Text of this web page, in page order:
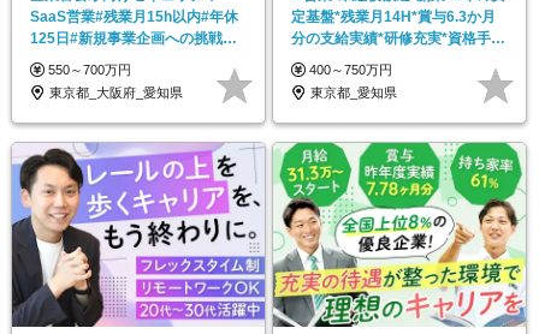
SaaS営業#残業月15h以内#年休
125日#新規事業企画への挑戦歓
迎#リモート可
550～700万円
東京都_大阪府_愛知県
定基盤*残業月14H*賞与6.3か月
分の支給実績*研修充実*資格手当
あり
400～750万円
東京都_愛知県